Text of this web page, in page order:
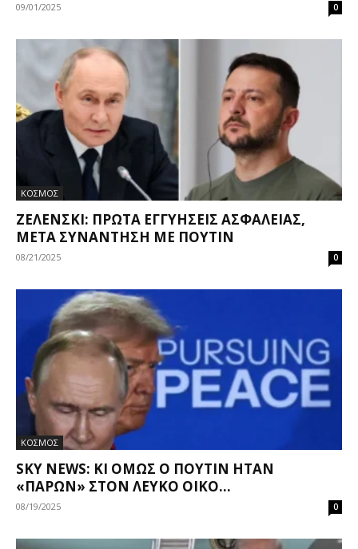
09/01/2025 0
ΚΟΣΜΟΣ
ΖΕΛΈΝΣΚΙ: ΠΡΏΤΑ ΕΓΓΥΉΣΕΙΣ ΑΣΦΑΛΕΊΑΣ,
ΜΕΤΆ ΣΥΝΆΝΤΗΣΗ ΜΕ ΠΟΎΤΙΝ
08/21/2025 0
ΚΟΣΜΟΣ
SKY NEWS: ΚΙ ΌΜΩΣ Ο ΠΟΎΤΙΝ ΉΤΑΝ
«ΠΑΡΏΝ» ΣΤΟΝ ΛΕΥΚΌ ΟΊΚΟ...
08/19/2025 0